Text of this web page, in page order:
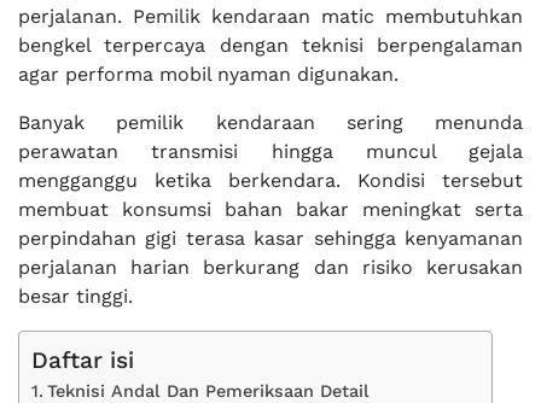
perjalanan. Pemilik kendaraan matic membutuhkan
bengkel terpercaya dengan teknisi berpengalaman
agar performa mobil nyaman digunakan.
Banyak pemilik kendaraan sering menunda
perawatan transmisi hingga muncul gejala
mengganggu ketika berkendara. Kondisi tersebut
membuat konsumsi bahan bakar meningkat serta
perpindahan gigi terasa kasar sehingga kenyamanan
perjalanan harian berkurang dan risiko kerusakan
besar tinggi.
Daftar isi
Teknisi Andal Dan Pemeriksaan Detail